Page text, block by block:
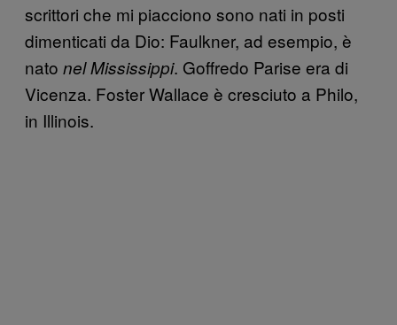
scrittori che mi piacciono sono nati in posti
dimenticati da Dio: Faulkner, ad esempio, è
nato nel Mississippi. Goffredo Parise era di
Vicenza. Foster Wallace è cresciuto a Philo,
in Illinois.